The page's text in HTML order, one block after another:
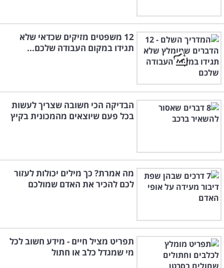
12 משפטים מזיקים שכדאי שלא
תגידו במקום העבודה שלכם...
הבדיקה הכי חשובה שצריך לעשות
בכל פעם שיוצאים מהמכונית בקיץ
מה אמרת? כך מילים יכולות לעזור
לכם להכיר את האדם שמולכם
תפריט מציל חיים - מידע חשוב לכל
מי שמגדל כלב או חתול